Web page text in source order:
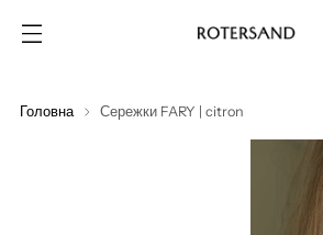
Головна Сережки FARY | citron